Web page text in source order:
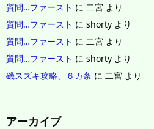
質問…ファースト に 二宮 より
質問…ファースト に shorty より
質問…ファースト に 二宮 より
質問…ファースト に shorty より
磯スズキ攻略、６カ条 に 二宮 より
アーカイブ